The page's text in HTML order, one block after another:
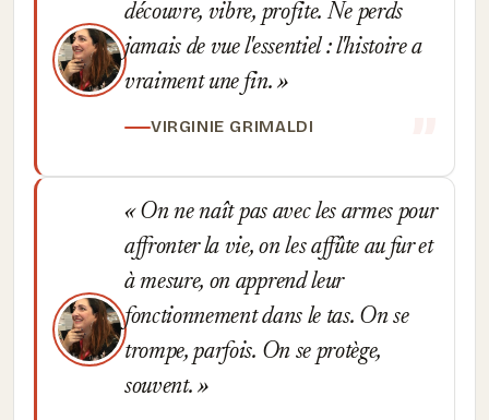
découvre, vibre, profite. Ne perds
jamais de vue l'essentiel : l'histoire a
vraiment une fin.
VIRGINIE GRIMALDI
On ne naît pas avec les armes pour
affronter la vie, on les affûte au fur et
à mesure, on apprend leur
fonctionnement dans le tas. On se
trompe, parfois. On se protège,
souvent.